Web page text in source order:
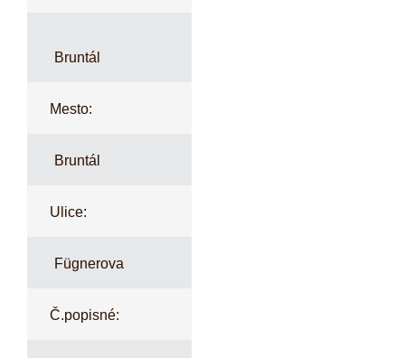
Bruntál
Mesto:
Bruntál
Ulice:
Fügnerova
Č.popisné: